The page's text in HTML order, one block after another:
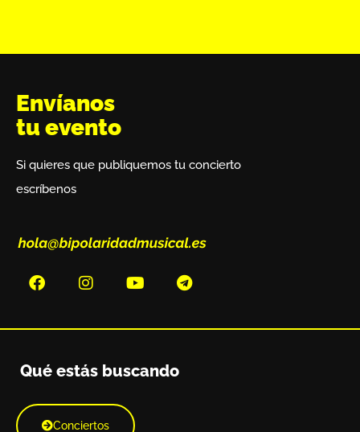
Envíanos
tu evento
Si quieres que publiquemos tu concierto
escríbenos
Qué estás buscando
Conciertos